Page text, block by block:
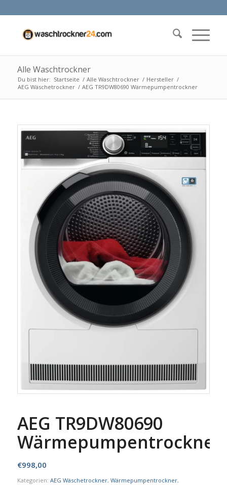
Alle Waschtrockner
Du bist hier: Startseite / Alle Waschtrockner / Hersteller /
AEG Wäschetrockner / AEG TR9DW80690 Wärmepumpentrockner
AEG TR9DW80690
Wärmepumpentrockner
€998,00
Kategorien: AEG Wäschetrockner, Wärmepumpentrockner,